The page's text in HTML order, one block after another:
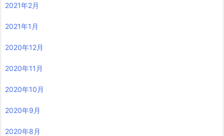
2021年2月
2021年1月
2020年12月
2020年11月
2020年10月
2020年9月
2020年8月